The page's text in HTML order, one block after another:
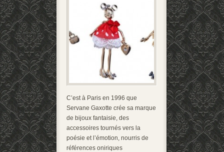
C’est à Paris en 1996 que
Servane Gaxotte crée sa marque
de bijoux fantaisie, des
accessoires tournés vers la
poésie et l’émotion, nourris de
références oniriques